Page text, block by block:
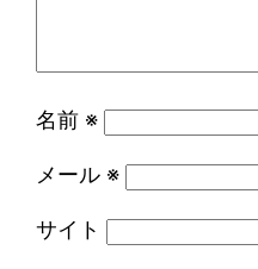
名前 ※
メール ※
サイト